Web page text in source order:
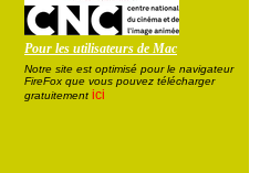
Pour les utilisateurs de Mac
Notre site est optimisé pour le navigateur
FireFox que vous pouvez télécharger
gratuitement ici